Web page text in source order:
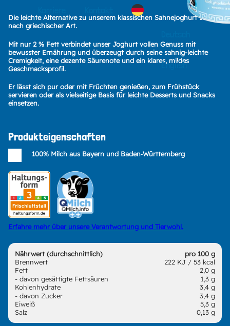
English
Die leichte Alternative zu unserem klassischen Sahnejoghurt 10%
nach griechischer Art.
Mit nur 2 % Fett verbindet unser Joghurt vollen Genuss mit
bewusster Ernährung und überzeugt durch seine sahnig-leichte
Cremigkeit, eine dezente Säurenote und ein klares, mildes
Geschmacksprofil.
Er lässt sich pur oder mit Früchten genießen, zum Frühstück
servieren oder als vielseitige Basis für leichte Desserts und Snacks
einsetzen.
Nährwert (durchschnittlich)
pro 100 g
Brennwert
222 KJ / 53 kcal
Fett
2,0 g
- davon gesättigte Fettsäuren
1,3 g
Kohlenhydrate
3,4 g
- davon Zucker
3,4 g
Eiweiß
5,3 g
Salz
0,13 g
Produkteigenschaften
100% Milch aus Bayern und Baden‑Württemberg
Erfahre mehr über unsere Verantwortung und Tierwohl.